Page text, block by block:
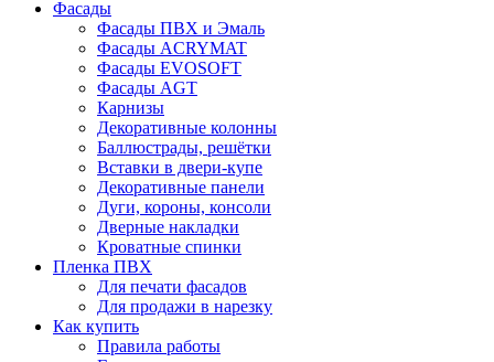
Фасады
Фасады ПВХ и Эмаль
Фасады ACRYMAT
Фасады EVOSOFT
Фасады AGT
Карнизы
Декоративные колонны
Баллюстрады, решётки
Вставки в двери-купе
Декоративные панели
Дуги, короны, консоли
Дверные накладки
Кроватные спинки
Пленка ПВХ
Для печати фасадов
Для продажи в нарезку
Как купить
Правила работы